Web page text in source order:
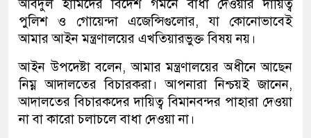
আবদুল হামিদের বিদেশ গমনে বাধা দেওয়ার দায়িত্ব
পুলিশ ও গোয়েন্দা এজেন্সিগুলোর, যা কোনোভাবেই
আমার আইন মন্ত্রণালয়ের এখতিয়ারভুক্ত বিষয় নয়।
আইন উপদেষ্টা বলেন, আমার মন্ত্রণালয়ের অধীনে আছেন
নিম্ন আদালতের বিচারকরা। আপনারা নিশ্চয়ই জানেন,
আদালতের বিচারকদের দায়িত্ব বিমানবন্দর পাহারা দেওয়া
না বা কারো চলাচলে বাধা দেওয়া না।